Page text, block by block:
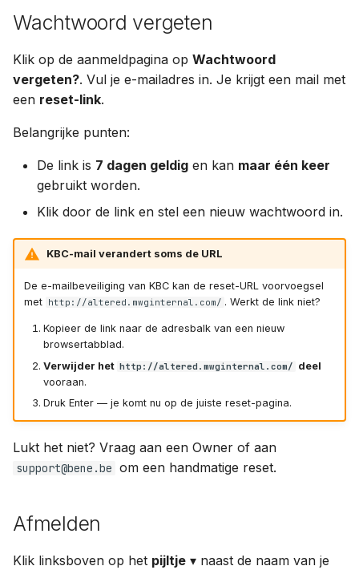
Wachtwoord vergeten
Klik op de aanmeldpagina op Wachtwoord
vergeten?. Vul je e-mailadres in. Je krijgt een mail met
een reset-link.
Belangrijke punten:
De link is 7 dagen geldig en kan maar één keer
gebruikt worden.
Klik door de link en stel een nieuw wachtwoord in.
KBC-mail verandert soms de URL
De e-mailbeveiliging van KBC kan de reset-URL voorvoegsel
met http://altered.mwginternal.com/ . Werkt de link niet?
Kopieer de link naar de adresbalk van een nieuw
browsertabblad.
Verwijder het http://altered.mwginternal.com/ deel
vooraan.
Druk Enter — je komt nu op de juiste reset-pagina.
Lukt het niet? Vraag aan een Owner of aan
support@bene.be om een handmatige reset.
Afmelden
Klik linksboven op het pijltje ▾ naast de naam van je